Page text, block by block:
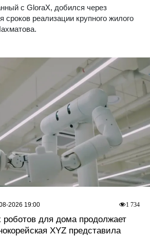
с GloraX, добился через
сроков реализации крупного жилого
для дома продолжает
XYZ представила
1 734
2026 19:00